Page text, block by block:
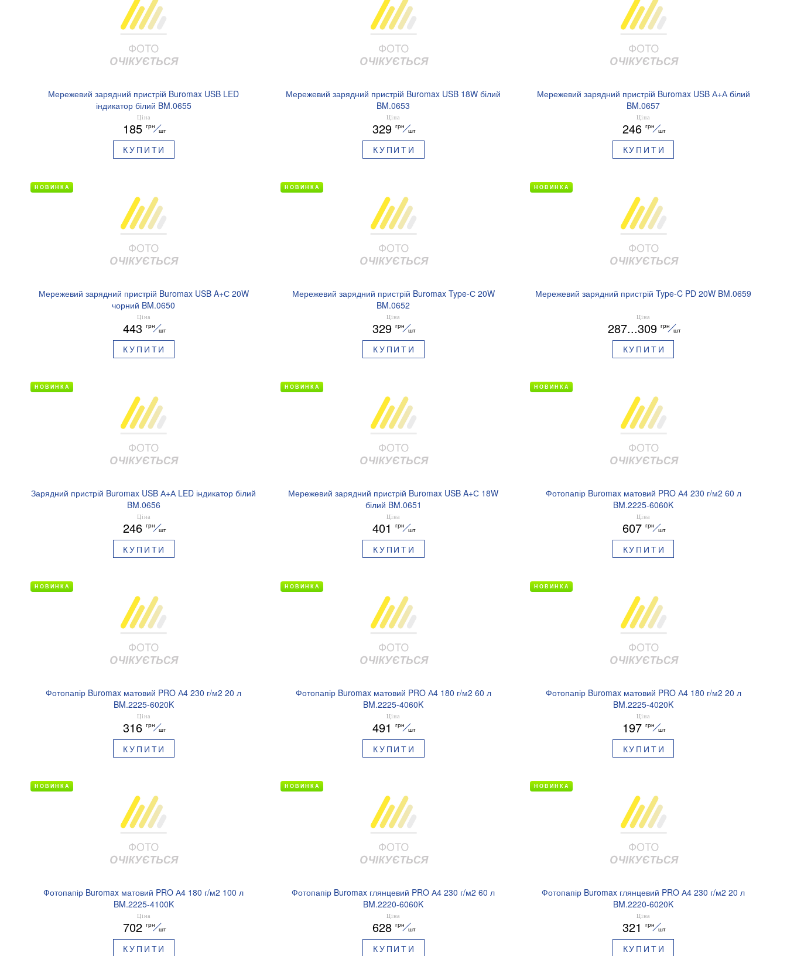
Мережевий зарядний пристрій Buromax USB LED
індикатор білий BM.0655
Ціна
185 грн
шт
КУПИТИ
Мережевий зарядний пристрій Buromax USB 18W білий
BM.0653
Ціна
329 грн
шт
КУПИТИ
Мережевий зарядний пристрій Buromax USB А+А білий
BM.0657
Ціна
246 грн
шт
КУПИТИ
Мережевий зарядний пристрій Buromax USB A+С 20W
чорний BM.0650
Ціна
443 грн
шт
КУПИТИ
НОВИНКА
Мережевий зарядний пристрій Buromax Type-С 20W
BM.0652
Ціна
329 грн
шт
КУПИТИ
НОВИНКА
Мережевий зарядний пристрій Type-C PD 20W BM.0659
Ціна
287...309 грн
шт
КУПИТИ
НОВИНКА
Зарядний пристрій Buromax USB А+А LED індикатор білий
BM.0656
Ціна
246 грн
шт
КУПИТИ
НОВИНКА
Мережевий зарядний пристрій Buromax USB A+С 18W
білий BM.0651
Ціна
401 грн
шт
КУПИТИ
НОВИНКА
Фотопапір Buromax матовий PRO А4 230 г/м2 60 л
BM.2225-6060K
Ціна
607 грн
шт
КУПИТИ
НОВИНКА
Фотопапір Buromax матовий PRO А4 230 г/м2 20 л
BM.2225-6020K
Ціна
316 грн
шт
КУПИТИ
НОВИНКА
Фотопапір Buromax матовий PRO А4 180 г/м2 60 л
BM.2225-4060K
Ціна
491 грн
шт
КУПИТИ
НОВИНКА
Фотопапір Buromax матовий PRO А4 180 г/м2 20 л
BM.2225-4020K
Ціна
197 грн
шт
КУПИТИ
НОВИНКА
Фотопапір Buromax матовий PRO А4 180 г/м2 100 л
BM.2225-4100K
Ціна
702 грн
шт
КУПИТИ
НОВИНКА
Фотопапір Buromax глянцевий PRO А4 230 г/м2 60 л
BM.2220-6060K
Ціна
628 грн
шт
КУПИТИ
НОВИНКА
Фотопапір Buromax глянцевий PRO А4 230 г/м2 20 л
BM.2220-6020K
Ціна
321 грн
шт
КУПИТИ
НОВИНКА